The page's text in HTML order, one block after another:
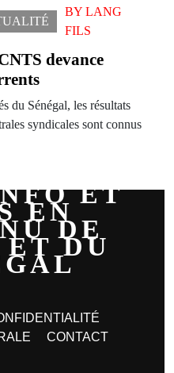
BY LANG
FILS
devance
du Sénégal, les résultats
syndicales sont connus
ET
EN
DE
DU
CONTACT